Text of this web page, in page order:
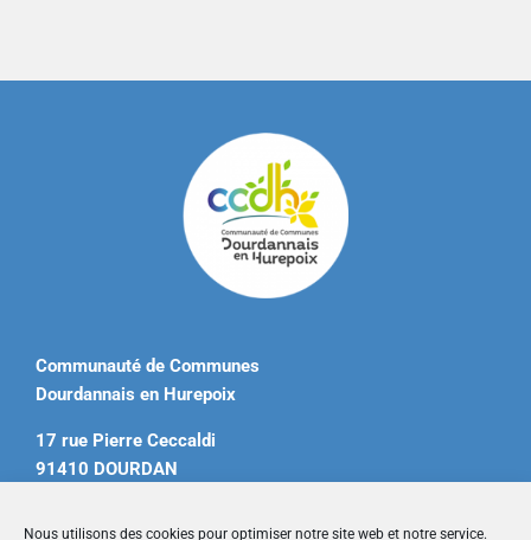
Nous utilisons des cookies pour optimiser notre site web et notre service.
Communauté de Communes
Dourdannais en Hurepoix
17 rue Pierre Ceccaldi
91410 DOURDAN